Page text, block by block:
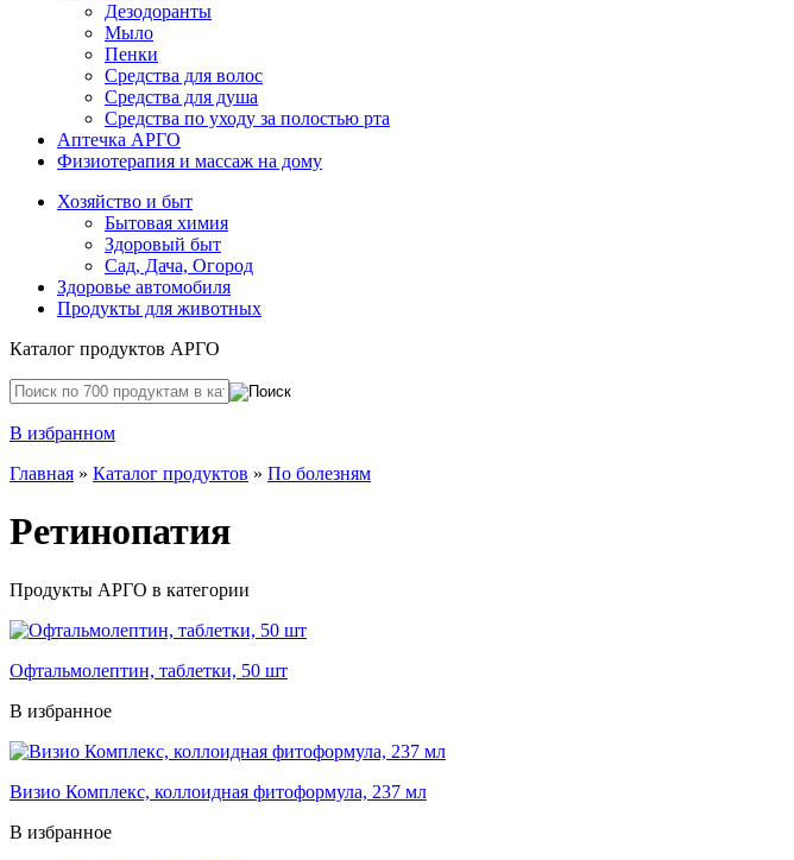
Дезодоранты
Мыло
Пенки
Средства для волос
Средства для душа
Средства по уходу за полостью рта
Аптечка АРГО
Физиотерапия и массаж на дому
Хозяйство и быт
Бытовая химия
Здоровый быт
Сад, Дача, Огород
Здоровье автомобиля
Продукты для животных
Каталог продуктов АРГО
В избранном
Главная » Каталог продуктов » По болезням
Ретинопатия
Продукты АРГО в категории
Офтальмолептин, таблетки, 50 шт
В избранное
Визио Комплекс, коллоидная фитоформула, 237 мл
В избранное